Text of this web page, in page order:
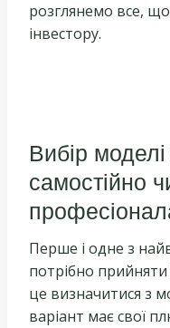
розглянемо все,
інвестору.
Вибір
самостійно
Перше і одне з
потрібно
це визначитися з
варіант має свої